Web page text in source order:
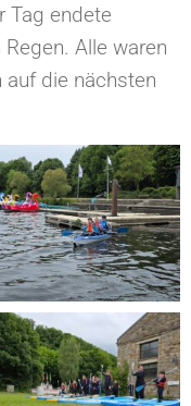
Tag endete
Alle waren
die nächsten